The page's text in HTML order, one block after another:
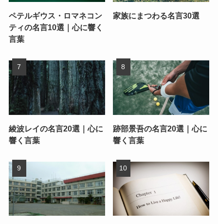
ペテルギウス・ロマネコン
ティの名言10選｜心に響く
言葉
家族にまつわる名言30選
綾波レイの名言20選｜心に
響く言葉
跡部景吾の名言20選｜心に
響く言葉